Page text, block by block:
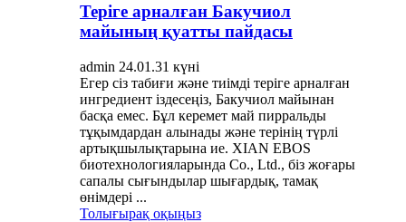
Теріге арналған Бакучиол
майының қуатты пайдасы
admin 24.01.31 күні
Егер сіз табиғи және тиімді теріге арналған
ингредиент іздесеңіз, Бакучиол майынан
басқа емес. Бұл керемет май пирральды
тұқымдардан алынады және терінің түрлі
артықшылықтарына ие. XIAN EBOS
биотехнологияларында Co., Ltd., біз жоғары
сапалы сығындылар шығардық, тамақ
өнімдері ...
Толығырақ оқыңыз